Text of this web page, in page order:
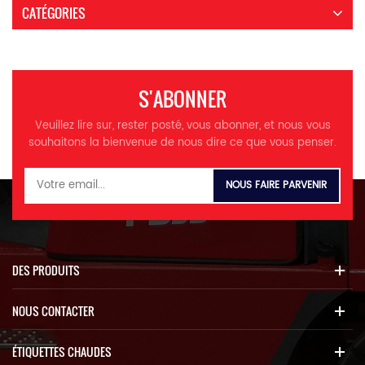
CATÉGORIES
S'ABONNER
Veuillez lire sur, rester posté, vous abonner, et nous vous
souhaitons la bienvenue de nous dire ce que vous penser.
DES PRODUITS
NOUS CONTACTER
ÉTIQUETTES CHAUDES